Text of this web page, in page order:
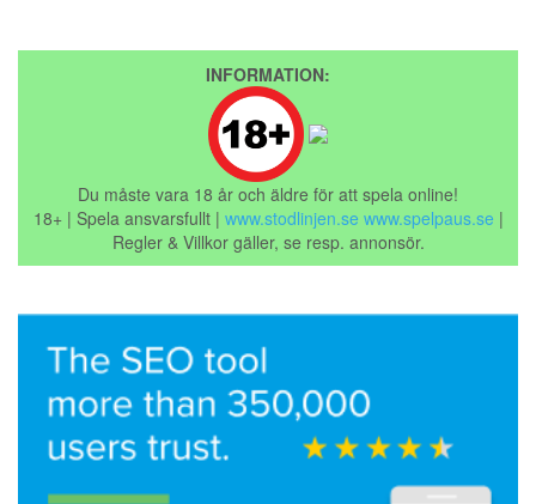
INFORMATION:
Du måste vara 18 år och äldre för att spela online!
18+ | Spela ansvarsfullt | www.stodlinjen.se www.spelpaus.se |
Regler & Villkor gäller, se resp. annonsör.